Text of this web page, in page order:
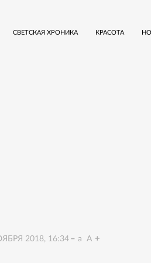
СВЕТСКАЯ ХРОНИКА КРАСОТА
2018, 16:34 a A